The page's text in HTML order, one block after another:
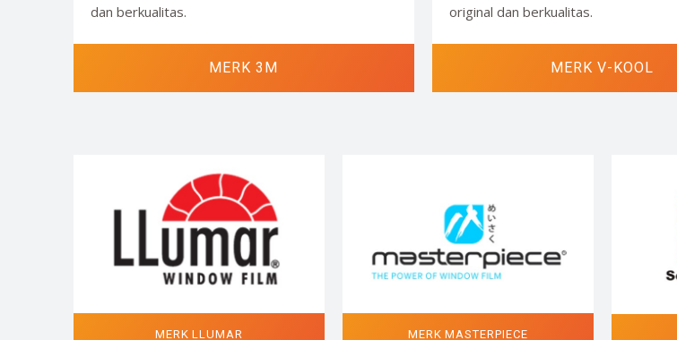
dan berkualitas.
MERK 3M
original dan berkualitas.
MERK V-KOOL
MERK LLUMAR MERK MASTERPIECE